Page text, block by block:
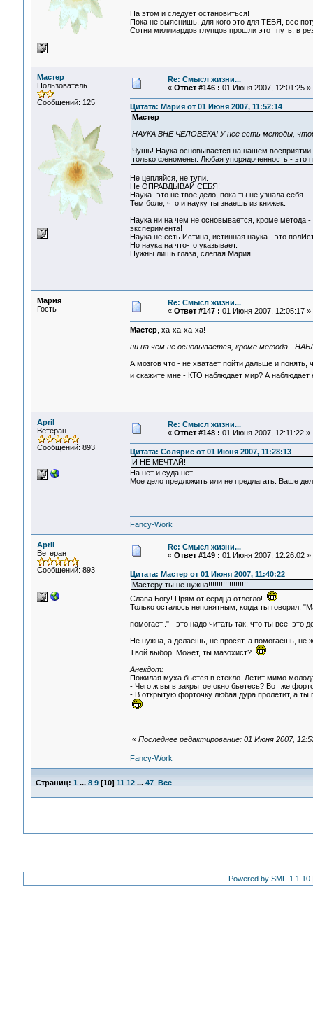
На этом и следует остановиться!
Пока не выяснишь, для кого это для ТЕБЯ, все
Сотни миллиардов глупцов прошли этот путь, в
Мастер
Пользователь
Сообщений: 125
Re: Смысл жизни...
« Ответ #146 : 01 Июня 2007, 12:01:25 »
Цитата: Мария от 01 Июня 2007, 11:52:14
Мастер
НАУКА ВНЕ ЧЕЛОВЕКА! У нее есть методы,
Чушь! Наука основывается на нашем восприятии
только феномены. Любая упорядоченность - это
Не цепляйся, не тупи.
Не ОПРАВДЫВАЙ СЕБЯ!
Наука- это не твое дело, пока ты не узнала себя.
Тем боле, что и науку ты знаешь из книжек.
Наука ни на чем не основывается, кроме метода
эксперимента!
Наука не есть Истина, истинная наука - это
Но наука на что-то указывает.
Нужны лишь глаза, слепая Мария.
Мария
Гость
Re: Смысл жизни...
« Ответ #147 : 01 Июня 2007, 12:05:17 »
Мастер, ха-ха-ха-ха!
ни на чем не основывается, кроме метода -
А мозгов что - не хватает пойти дальше и
и скажите мне - КТО наблюдает мир? А
April
Ветеран
Сообщений: 893
Re: Смысл жизни...
« Ответ #148 : 01 Июня 2007, 12:11:22 »
Цитата: Солярис от 01 Июня 2007, 11:28:13
И НЕ МЕЧТАЙ!
На нет и суда нет.
Мое дело предложить или не предлагать. Ваше
Fancy-Work
April
Ветеран
Сообщений: 893
Re: Смысл жизни...
« Ответ #149 : 01 Июня 2007, 12:26:02 »
Цитата: Мастер от 01 Июня 2007, 11:40:22
Мастеру ты не нужна!!!!!!!!!!!!!!!!!!!
Слава Богу! Прям от сердца отлегло!
Только осталось непонятным, когда ты говорил:
помогает.." - это надо читать так, что ты все это
Не нужна, а делаешь, не просят, а помогаешь, не
Твой выбор. Может, ты мазохист?
Анекдот:
Пожилая муха бьется в стекло. Летит мимо
- Чего ж вы в закрытое окно бьетесь? Вот же
- В открытую форточку любая дура пролетит, а ты
« Последнее редактирование: 01 Июня 2007,
Fancy-Work
Страниц: 1 ... 8 9[10] 11 12 ... 47 Все
Powered by SMF 1.1.10